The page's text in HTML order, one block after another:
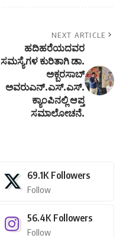
NEXT ARTICLE
ಹದಿಹರೆಯದವರ
ಸಮಸ್ಯೆಗಳ ಕುರಿತಾಗಿ ಡಾ.
ಅಕ್ಬರಸಾಬ್
ಅವರುಎನ್.ಎಸ್.ಎಸ್.
ಕ್ಯಾಂಪಿನಲ್ಲಿ ಆಪ್ತ
ಸಮಾಲೋಚನೆ.
69.1K Followers
Follow
56.4K Followers
Follow